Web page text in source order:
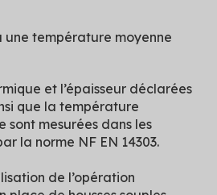
une température moyenne
et l’épaisseur déclarées
que la température
sont mesurées dans les
la norme NF EN 14303.
de l’opération